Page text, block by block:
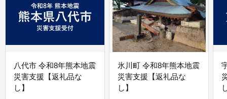
八代市 令和8年熊本地震
災害支援【返礼品な
し】
氷川町 令和8年熊本地震
災害支援【返礼品な
し】